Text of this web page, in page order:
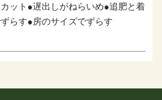
ット●遅出しがねらいめ●追肥と着
らす●房のサイズでずらす